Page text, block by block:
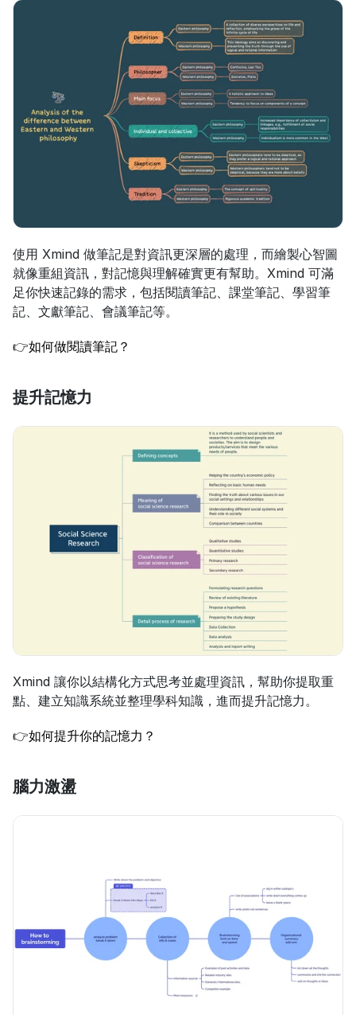
使用 Xmind 做筆記是對資訊更深層的處理，而繪製心智圖
就像重組資訊，對記憶與理解確實更有幫助。Xmind 可滿
足你快速記錄的需求，包括閱讀筆記、課堂筆記、學習筆
記、文獻筆記、會議筆記等。
👉如何做閱讀筆記？
提升記憶力
Xmind 讓你以結構化方式思考並處理資訊，幫助你提取重
點、建立知識系統並整理學科知識，進而提升記憶力。
👉如何提升你的記憶力？
腦力激盪